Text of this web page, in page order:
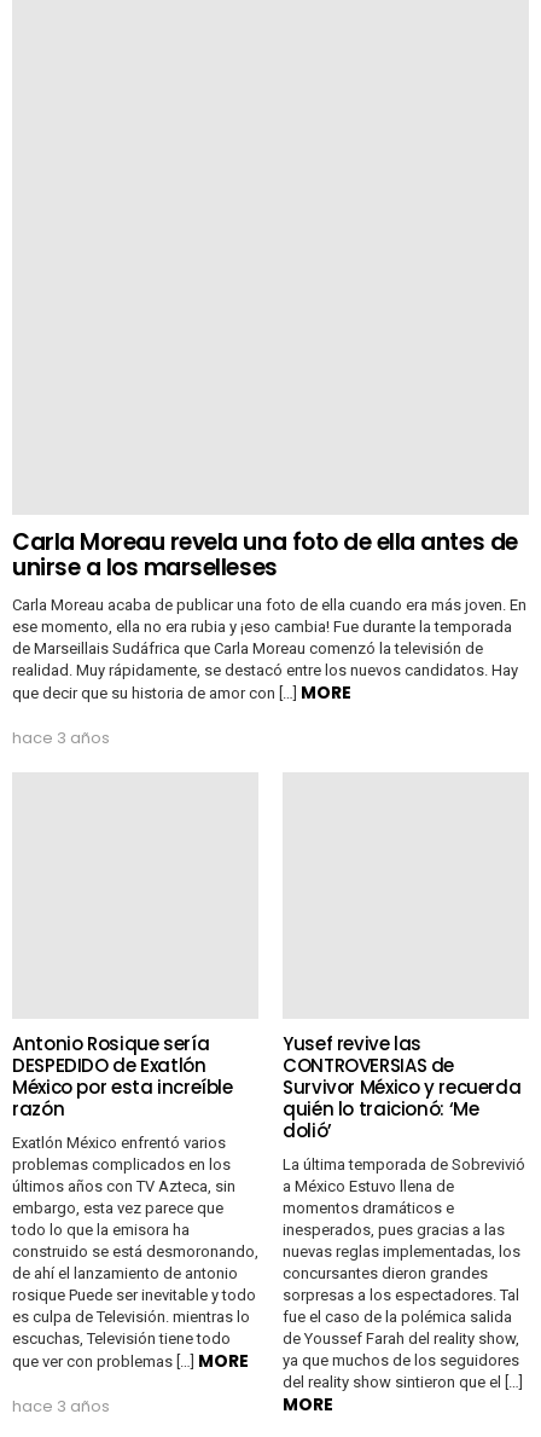
Carla Moreau revela una foto de ella antes de
unirse a los marselleses
Carla Moreau acaba de publicar una foto de ella cuando era más joven. En
ese momento, ella no era rubia y ¡eso cambia! Fue durante la temporada
de Marseillais Sudáfrica que Carla Moreau comenzó la televisión de
realidad. Muy rápidamente, se destacó entre los nuevos candidatos. Hay
que decir que su historia de amor con […] MORE
hace 3 años
Antonio Rosique sería
DESPEDIDO de Exatlón
México por esta increíble
razón
Exatlón México enfrentó varios
problemas complicados en los
últimos años con TV Azteca, sin
embargo, esta vez parece que
todo lo que la emisora ​​ha
construido se está desmoronando,
de ahí el lanzamiento de antonio
rosique Puede ser inevitable y todo
es culpa de Televisión. mientras lo
escuchas, Televisión tiene todo
que ver con problemas […] MORE
hace 3 años
Yusef revive las
CONTROVERSIAS de
Survivor México y recuerda
quién lo traicionó: ‘Me
dolió’
La última temporada de Sobrevivió
a México Estuvo llena de
momentos dramáticos e
inesperados, pues gracias a las
nuevas reglas implementadas, los
concursantes dieron grandes
sorpresas a los espectadores. Tal
fue el caso de la polémica salida
de Youssef Farah del reality show,
ya que muchos de los seguidores
del reality show sintieron que el […]
MORE